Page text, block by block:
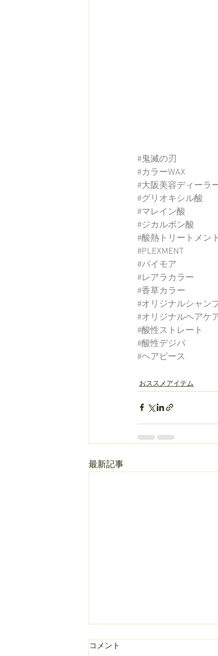
#鬼滅の刃
#カラーWAX
#大阪美容ディーラ
#グリオキシル酸
#マレイン酸
#ジカルボン酸
#酸熱トリートメント
#PLEXMENT
#パイモア
#レアラカラー
#香草カラー
#オリジナルシャン
#オリジナルヘアケ
#酸性ストレート
#酸性デジパ
#ヘアピース
おススメアイテム
最新記事
コメント